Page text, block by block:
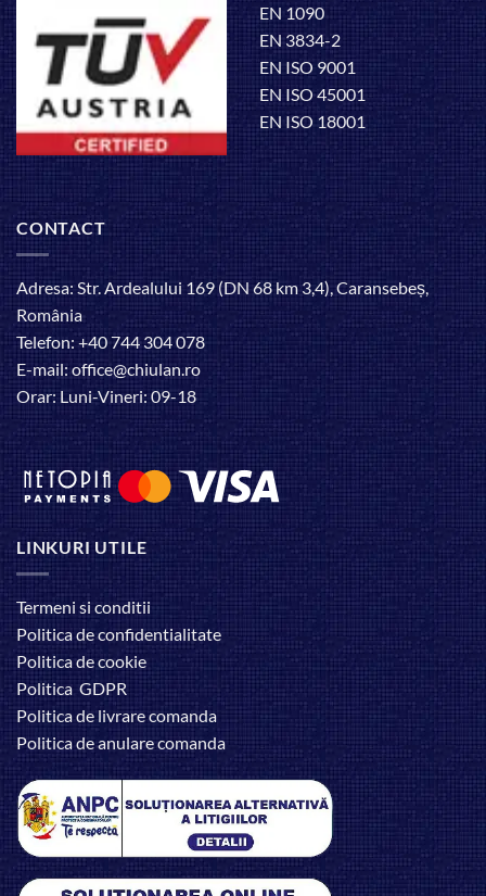
EN 1090
EN 3834-2
EN ISO 9001
EN ISO 45001
EN ISO 18001
CONTACT
Adresa: Str. Ardealului 169 (DN 68 km 3,4), Caransebeș,
România
Telefon: +40 744 304 078
E-mail: office@chiulan.ro
Orar: Luni-Vineri: 09-18
LINKURI UTILE
Termeni si conditii
Politica de confidentialitate
Politica de cookie
Politica GDPR
Politica de livrare comanda
Politica de anulare comanda